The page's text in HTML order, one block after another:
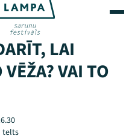
LAI
VAI TO
telts